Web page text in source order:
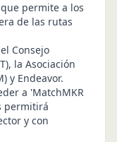
permite a los
de las rutas
Consejo
la Asociación
y Endeavor.
a 'MatchMKR
permitirá
y con